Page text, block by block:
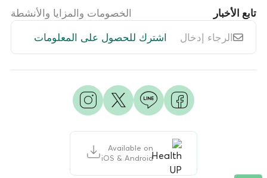
Available on
iOS & Android
تابع الأخبار
الخصومات والمزايا والأنشطة
اشترك للحصول على المعلومات